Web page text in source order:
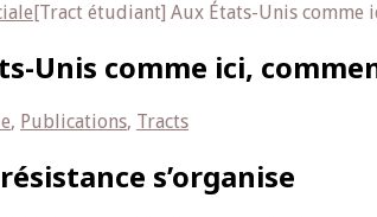
[Tract étudiant] Aux États-Unis
Unis comme ici,
, Publications, Tracts
s’organise